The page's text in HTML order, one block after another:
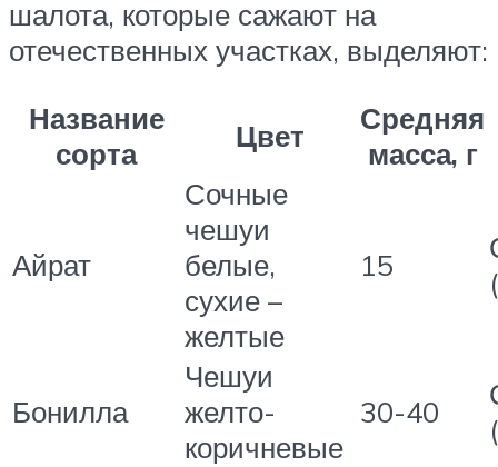
шалота, которые сажают на
отечественных участках, выделяют:
Название
сорта
Цвет
Средняя
масса, г
Айрат
Сочные
чешуи
белые,
сухие –
желтые
15
Бонилла
Чешуи
желто-
коричневые
30-40